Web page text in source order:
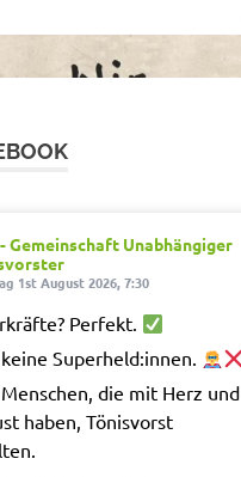
Gemeinschaft Unabhängiger
1st August 2026, 7:30
Perfekt.
Superheld:innen.
die mit Herz und
haben, Tönisvorst